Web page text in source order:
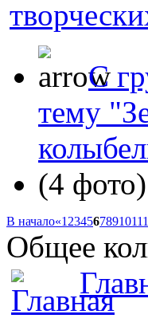
C
тему
(4 фото)
В начало«1 234567891011
Общее